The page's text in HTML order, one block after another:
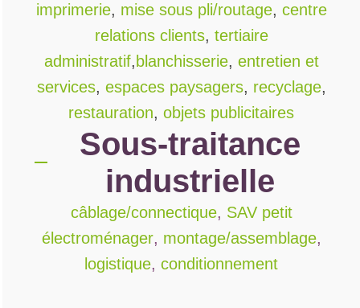
imprimerie, mise sous pli/routage, centre
relations clients, tertiaire
administratif, blanchisserie, entretien et
services, espaces paysagers, recyclage,
restauration, objets publicitaires
Sous-traitance
industrielle
câblage/connectique, SAV petit
électroménager, montage/assemblage,
logistique, conditionnement